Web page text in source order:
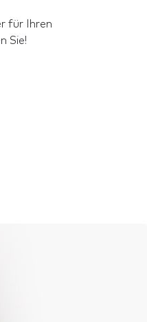
für Ihren
Sie!